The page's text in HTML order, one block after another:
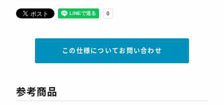
この仕様についてお問い合わせ
参考商品